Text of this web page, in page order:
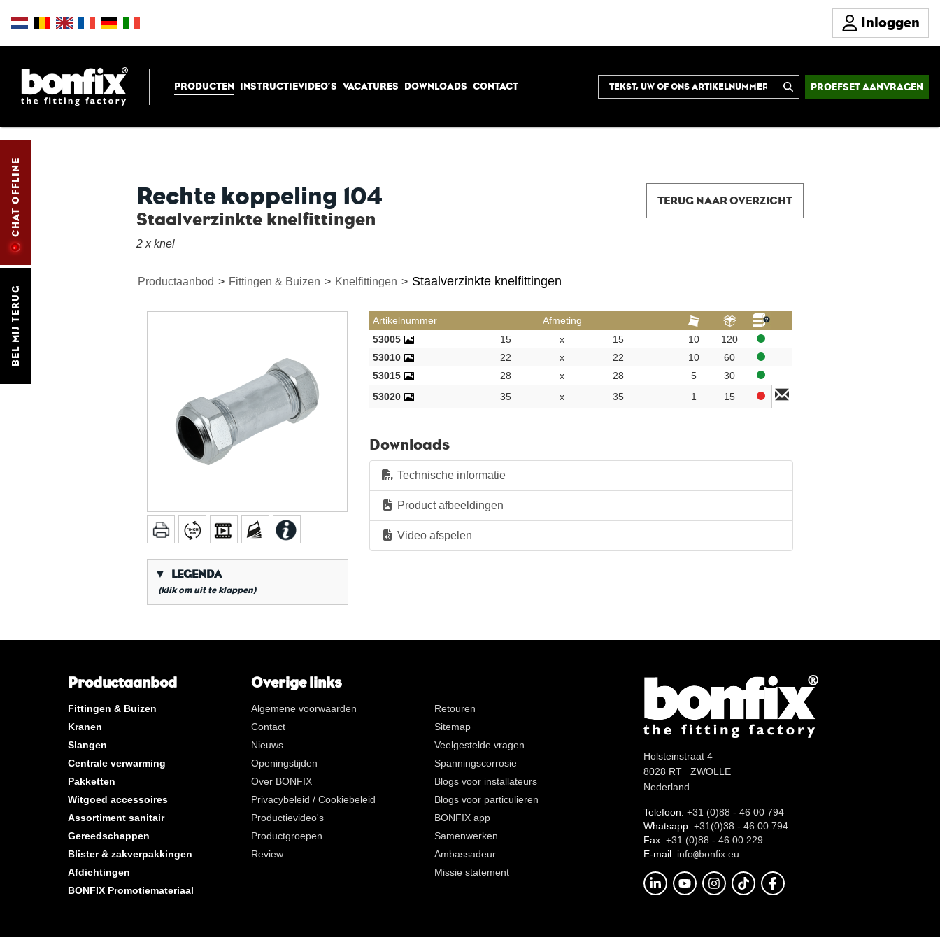
Inloggen
PRODUCTEN INSTRUCTIEVIDEO’S VACATURES DOWNLOADS CONTACT PROEFSET AANVRAGEN
BEL MIJ TERUG
CHAT OFFLINE Rechte koppeling 104
Staalverzinkte knelfittingen
2 x knel
TERUG NAAR OVERZICHT
Productaanbod > Fittingen & Buizen > Knelfittingen > Staalverzinkte knelfittingen
▼ LEGENDA
(klik om uit te klappen)
**
Lange interne gasdraad
Belgische Gasvaklieden
onder de G bevatten een conische
gasdraad (buitendraad) of een lange
interne gasdraad (binnendraad))
Gepolijst verchroomd
Nieuwe producten
Artikelnummer
Afmeting
53005
15 x 15 10
120
53010
22 x 22 10
60
53015
28 x 28 5
30
53020
35 x 35 1 15
Downloads
Technische informatie
Product afbeeldingen
Video afspelen
Productaanbod
Fittingen & Buizen
Kranen
Slangen
Centrale verwarming
Pakketten
Witgoed accessoires
Assortiment sanitair
Gereedschappen
Blister & zakverpakkingen
Afdichtingen
BONFIX Promotiemateriaal
Overige links
Algemene voorwaarden
Contact
Nieuws
Openingstijden
Over BONFIX
Privacybeleid / Cookiebeleid
Productievideo's
Productgroepen
Review
Retouren
Sitemap
Veelgestelde vragen
Spanningscorrosie
Blogs voor installateurs
Blogs voor particulieren
BONFIX app
Samenwerken
Ambassadeur
Missie statement
Holsteinstraat 4
8028 RT ZWOLLE
Nederland
Telefoon: +31 (0)88 - 46 00 794
Whatsapp: +31(0)38 - 46 00 794
Fax: +31 (0)88 - 46 00 229
E-mail: info@bonfix.eu